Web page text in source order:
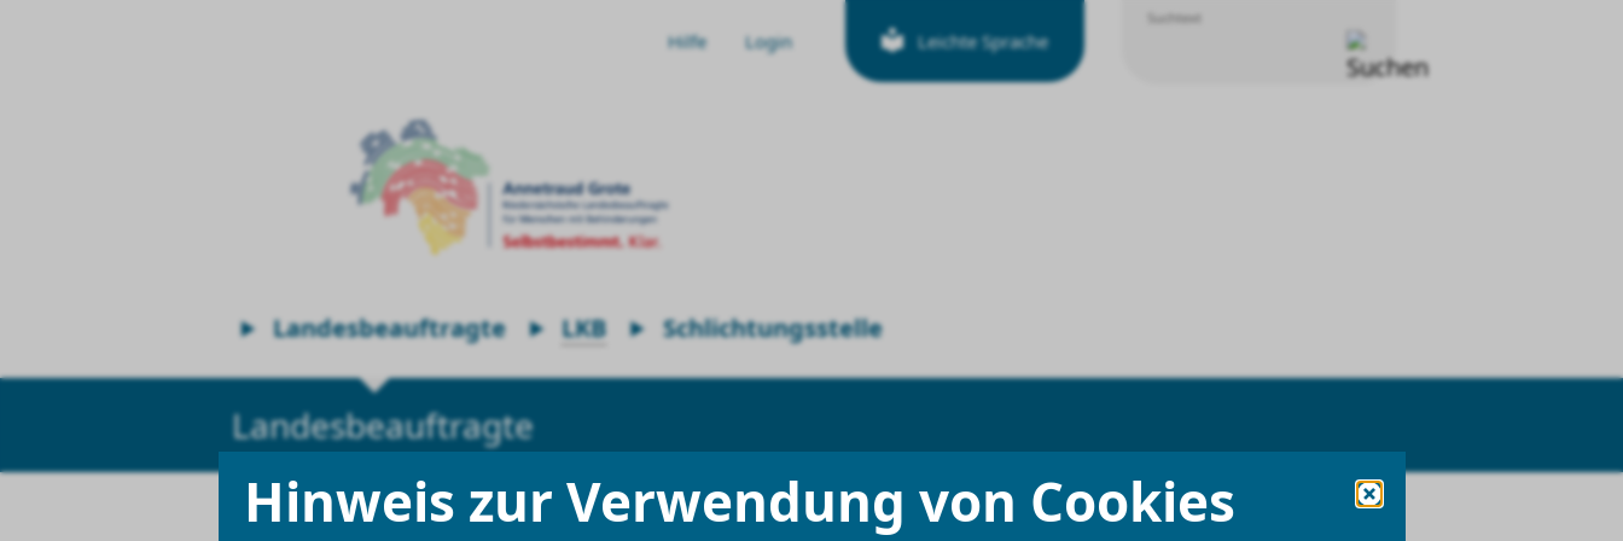
Hinweis zur Verwendung von Cookies
Hilfe Login Leichte Sprache
Suchtext
Landesbeauftragte LKB Schlichtungsstelle
Landesbeauftragte